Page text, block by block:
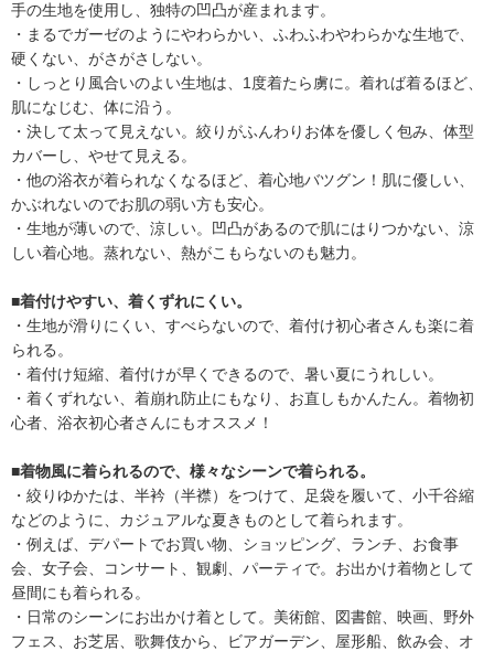
手の生地を使用し、独特の凹凸が産まれます。
・まるでガーゼのようにやわらかい、ふわふわやわらかな生地で、
硬くない、がさがさしない。
・しっとり風合いのよい生地は、1度着たら虜に。着れば着るほど、
肌になじむ、体に沿う。
・決して太って見えない。絞りがふんわりお体を優しく包み、体型
カバーし、やせて見える。
・他の浴衣が着られなくなるほど、着心地バツグン！肌に優しい、
かぶれないのでお肌の弱い方も安心。
・生地が薄いので、涼しい。凹凸があるので肌にはりつかない、涼
しい着心地。蒸れない、熱がこもらないのも魅力。
■着付けやすい、着くずれにくい。
・生地が滑りにくい、すべらないので、着付け初心者さんも楽に着
られる。
・着付け短縮、着付けが早くできるので、暑い夏にうれしい。
・着くずれない、着崩れ防止にもなり、お直しもかんたん。着物初
心者、浴衣初心者さんにもオススメ！
■着物風に着られるので、様々なシーンで着られる。
・絞りゆかたは、半衿（半襟）をつけて、足袋を履いて、小千谷縮
などのように、カジュアルな夏きものとして着られます。
・例えば、デパートでお買い物、ショッピング、ランチ、お食事
会、女子会、コンサート、観劇、パーティで。お出かけ着物として
昼間にも着られる。
・日常のシーンにお出かけ着として。美術館、図書館、映画、野外
フェス、お芝居、歌舞伎から、ビアガーデン、屋形船、飲み会、オ